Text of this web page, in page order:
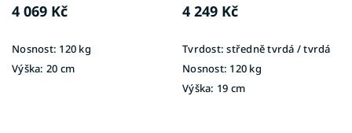
4 069 Kč
Nosnost: 120 kg
Výška: 20 cm
4 249 Kč
Tvrdost: středně tvrdá / tvrdá
Nosnost: 120 kg
Výška: 19 cm